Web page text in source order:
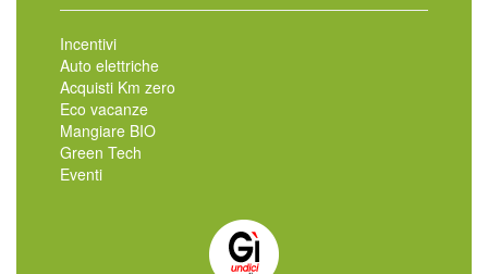
Incentivi
Auto elettriche
Acquisti Km zero
Eco vacanze
Mangiare BIO
Green Tech
Eventi